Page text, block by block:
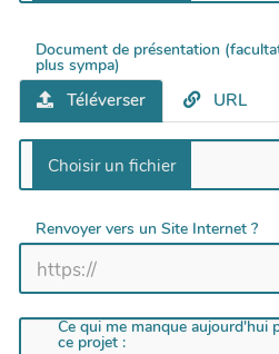
Document de présentation
plus sympa)
Téléverser URL
Renvoyer vers un Site Internet ?
Ce qui me manque aujourd'hui
ce projet :